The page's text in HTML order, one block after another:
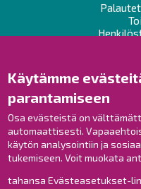
Käytämme
parantamiseen
Osa evästeistä on
automaattisesti.
käytön analysointiin ja
tukemiseen. Voit muokata
tahansa Evästeasetukset-
Raahe
Raahe
Raahe
Raahe